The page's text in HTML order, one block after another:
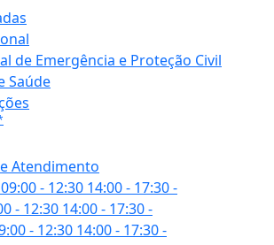
de Emergência e Proteção Civil
Saúde
Atendimento
09:00 - 12:30 14:00 - 17:30-
- 12:30 14:00 - 17:30-
- 12:30 14:00 - 17:30-